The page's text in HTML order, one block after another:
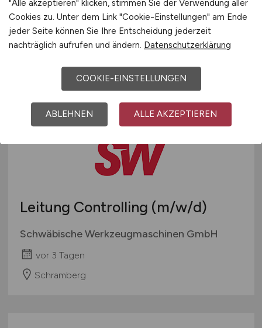
Wellingholzhausen
Stadt Melle
vor 3 Tagen
Leitung Controlling (m/w/d)
Schwäbische Werkzeugmaschinen GmbH
vor 3 Tagen
Schramberg
"Alle akzeptieren" klicken, stimmen Sie der Verwendung aller
Cookies zu. Unter dem Link "Cookie-Einstellungen" am Ende
jeder Seite können Sie Ihre Entscheidung jederzeit
nachträglich aufrufen und ändern. Datenschutzerklärung
COOKIE-EINSTELLUNGEN
ABLEHNEN ALLE AKZEPTIEREN